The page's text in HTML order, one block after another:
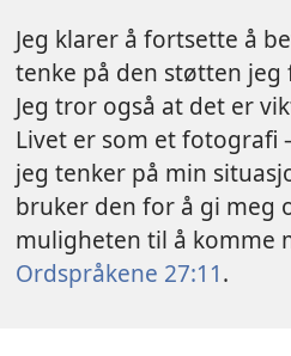
Jeg klarer å fortsette å
tenke på den støtten
Jeg tror også at det er
Livet er som et fotografi
jeg tenker på min
bruker den for å gi meg
muligheten til å komme
Ordspråkene 27:11.